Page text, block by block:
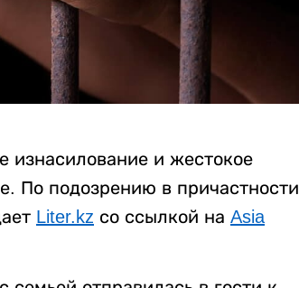
изнасилование и жестокое
По подозрению в причастности
Liter.kz со ссылкой на Asia